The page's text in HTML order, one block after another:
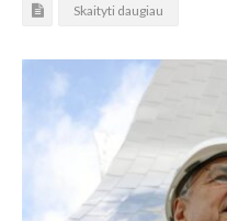
Skaityti daugiau